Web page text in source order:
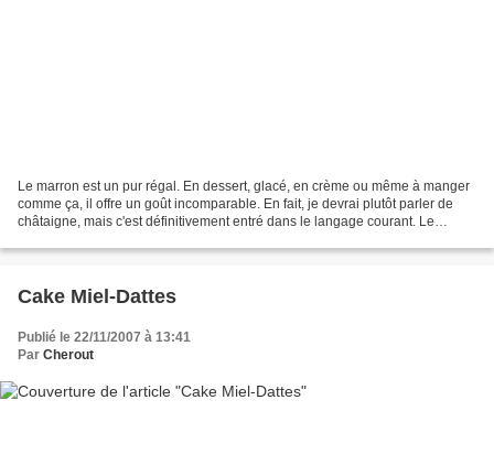
Le marron est un pur régal. En dessert, glacé, en crème ou même à manger
comme ça, il offre un goût incomparable. En fait, je devrai plutôt parler de
châtaigne, mais c'est définitivement entré dans le langage courant. Le
Cake Miel-Dattes
Publié le 22/11/2007 à 13:41
Par Cherout